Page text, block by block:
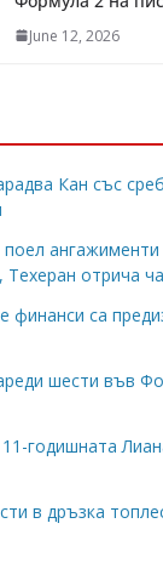
June 12, 2026
Кан със
ангажименти
отрича
финанси са
шести във
годишната
в дръзка